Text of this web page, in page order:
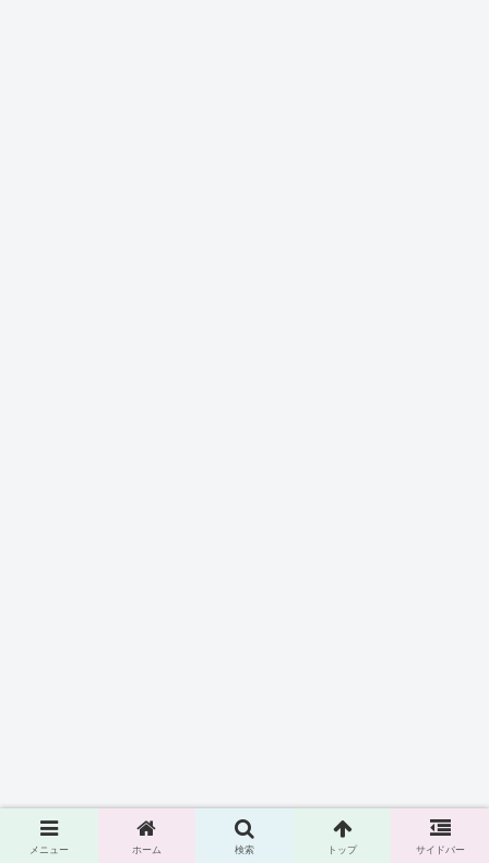
メニュー ホーム 検索 トップ サイドバー